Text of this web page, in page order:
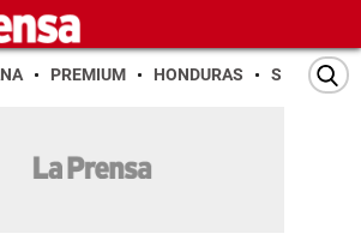
PREMIUM HONDURAS SAN PEDRO